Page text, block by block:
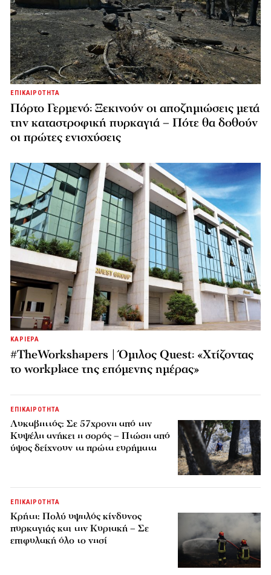
ΕΠΙΚΑΙΡΟΤΗΤΑ
Πόρτο Γερμενό: Ξεκινούν οι αποζημιώσεις μετά
την καταστροφική πυρκαγιά – Πότε θα δοθούν
οι πρώτες ενισχύσεις
ΚΑΡΙΕΡΑ
#TheWorkshapers | Όμιλος Quest: «Χτίζοντας
το workplace της επόμενης ημέρας»
ΕΠΙΚΑΙΡΟΤΗΤΑ
Λυκαβηττός: Σε 57χρονη από την
Κυψέλη ανήκει η σορός – Πτώση από
ύψος δείχνουν τα πρώτα ευρήματα
ΕΠΙΚΑΙΡΟΤΗΤΑ
Κρήτη: Πολύ υψηλός κίνδυνος
πυρκαγιάς και την Κυριακή – Σε
επιφυλακή όλο το νησί